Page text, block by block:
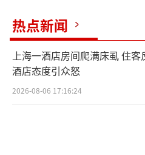
热点新闻
上海一酒店房间爬满床虱 住客
酒店态度引众怒
2026-08-06 17:16:24